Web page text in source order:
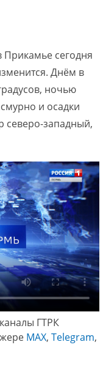
Прикамье сегодня
Днём в
ночью
и осадки
северо-западный,
ГТРК
МАХ, Telegram,